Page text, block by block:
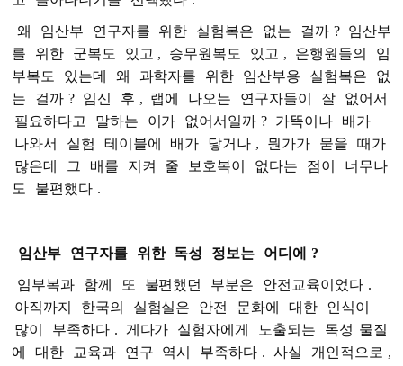
왜 임산부 연구자를 위한 실험복은 없는 걸까 ? 임산부
를
위한 군복도 있고 , 승무원복도 있고 , 은행원들의
임
부복도
있는데 왜 과학자를 위한 임산부용 실험복은
없
는
걸까 ? 임신 후 , 랩에 나오는 연구자들이 잘
없어서
필요하다고
말하는 이가 없어서일까 ? 가뜩이나
배가
나와서
실험 테이블에 배가 닿거나 , 뭔가가 묻을
때가
많은데
그 배를 지켜 줄 보호복이 없다는 점이
너무나
도
불편했다 .
임산부 연구자를 위한 독성 정보는 어디에 ?
임부복과 함께 또 불편했던 부분은 안전교육이었다 .
아직까지
한국의 실험실은 안전 문화에 대한
인식이
많이
부족하다 . 게다가 실험자에게 노출되는 독성 물질
에
대한 교육과 연구 역시 부족하다 . 사실 개인적으로 ,